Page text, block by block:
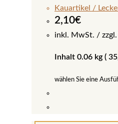
Kauartikel /
2,10€
inkl. MwSt. zzgl.
Inhalt 0.06 kg (
wählen Sie eine
Produkt